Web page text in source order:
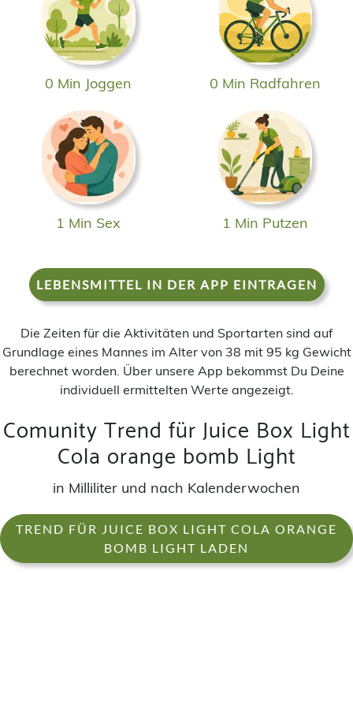
0 Min Joggen 0 Min Radfahren
1 Min Sex 1 Min Putzen
LEBENSMITTEL IN DER APP EINTRAGEN
Die Zeiten für die Aktivitäten und Sportarten sind auf
Grundlage eines Mannes im Alter von 38 mit 95 kg Gewicht
berechnet worden. Über unsere App bekommst Du Deine
individuell ermittelten Werte angezeigt.
Comunity Trend für Juice Box Light
Cola orange bomb Light
in Milliliter und nach Kalenderwochen
TREND FÜR JUICE BOX LIGHT COLA ORANGE
BOMB LIGHT LADEN